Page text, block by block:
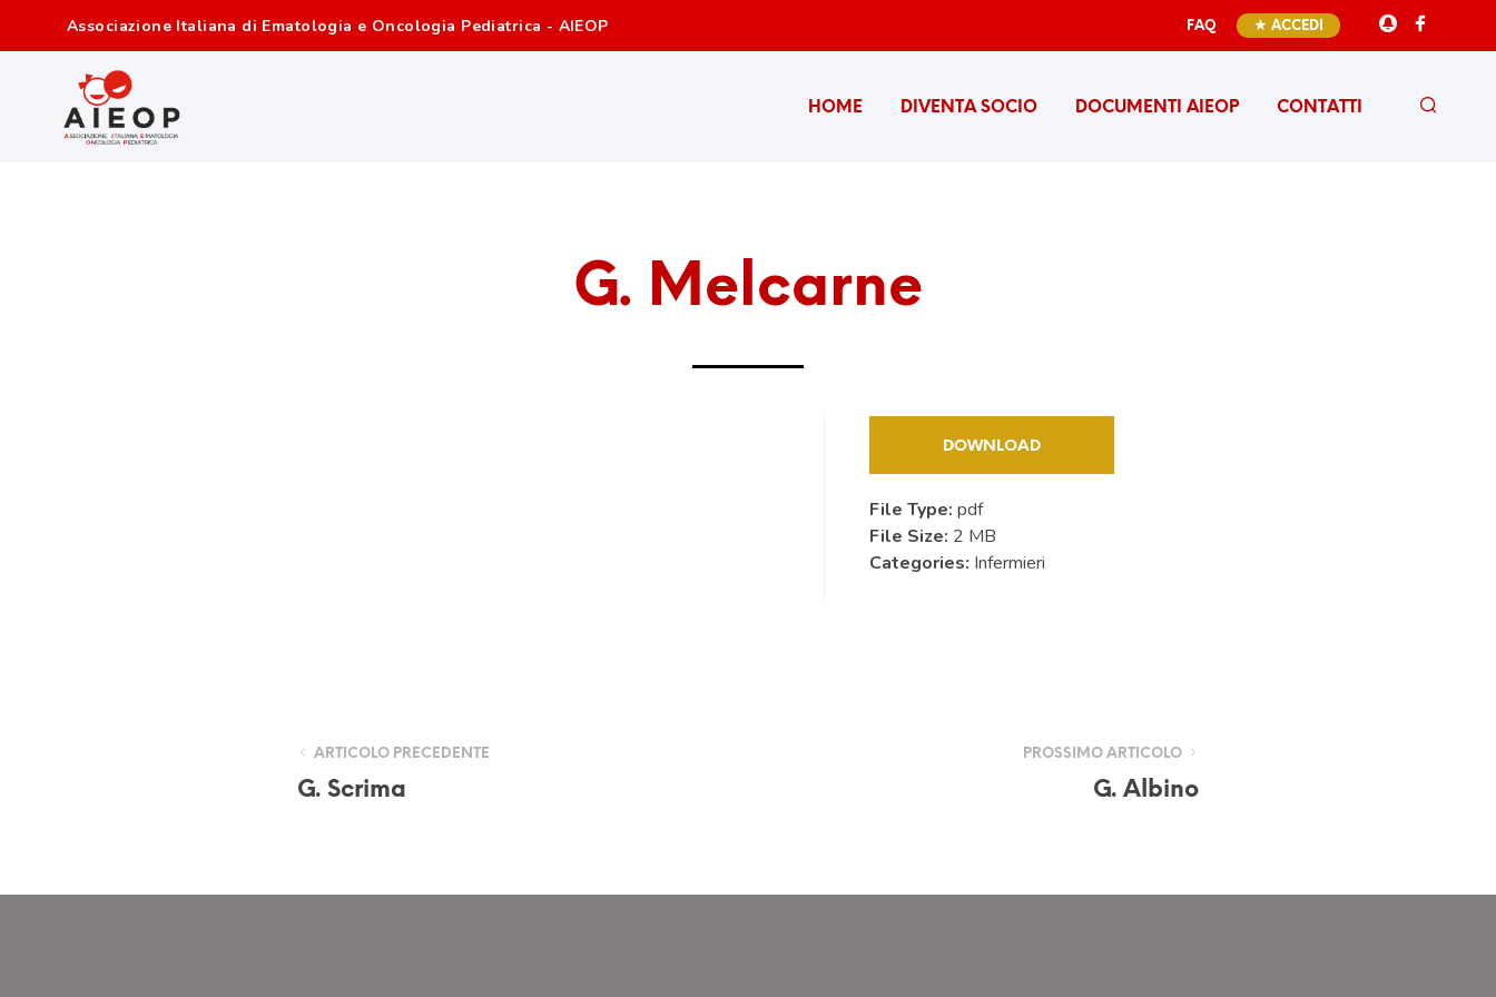
Associazione Italiana di Ematologia e Oncologia Pediatrica - AIEOP FAQ ★ ACCEDI
HOME DIVENTA SOCIO DOCUMENTI AIEOP CONTATTI
G. Melcarne
DOWNLOAD
File Type: pdf
File Size: 2 MB
Categories: Infermieri
ARTICOLO PRECEDENTE
G. Scrima
PROSSIMO ARTICOLO
G. Albino